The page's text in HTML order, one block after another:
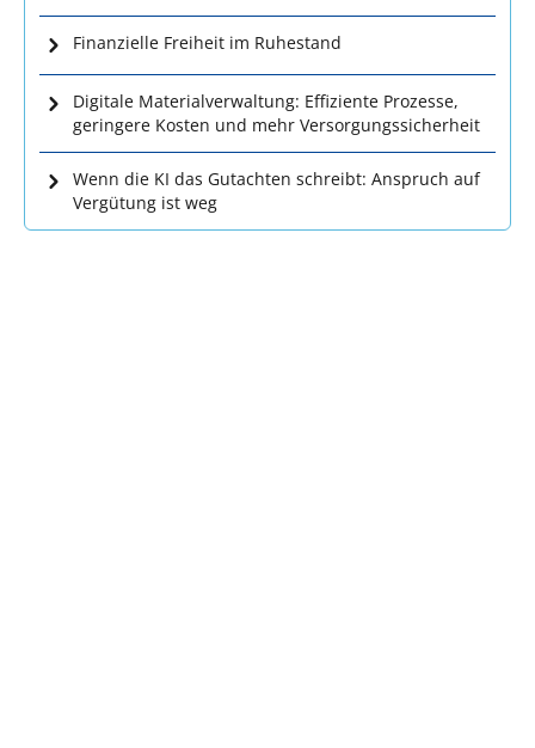
Finanzielle Freiheit im Ruhestand
Digitale Materialverwaltung: Effiziente Prozesse,
geringere Kosten und mehr Versorgungssicherheit
Wenn die KI das Gutachten schreibt: Anspruch auf
Vergütung ist weg